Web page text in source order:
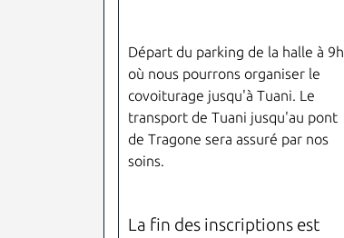
Départ du parking de la halle à 9h
où nous pourrons organiser le
covoiturage jusqu'à Tuani. Le
transport de Tuani jusqu'au pont
de Tragone sera assuré par nos
soins.
La fin des inscriptions est